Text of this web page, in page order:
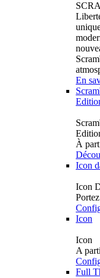
En
À
Icon
Icon
Icon
Icon
A
Full